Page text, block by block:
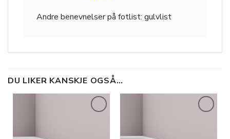
Andre benevnelser på fotlist: gulvlist
DU LIKER KANSKJE OGSÅ…